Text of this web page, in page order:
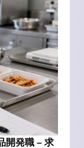
開発職 – 求